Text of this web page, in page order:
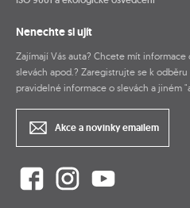
Nenechte si ujít
Zajímají Vás auta? Chcete mít
slevách apod.? Zaregistrujte se k
pravidelné informace o slevách a jiném
Akce a novinky emailem